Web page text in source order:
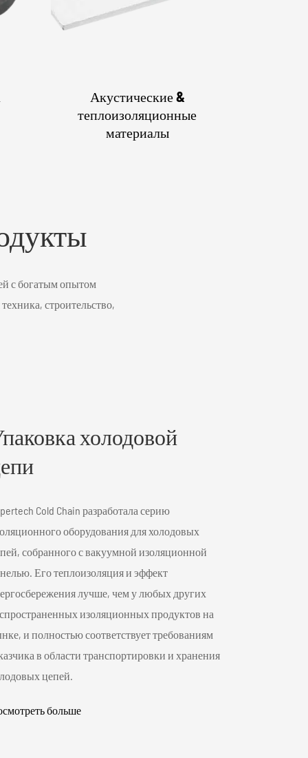
Акустические &
теплоизоляционные
материалы
с богатым опытом
строительство,
холодовой
Cold Chain разработала серию
оборудования для холодовых
собранного с вакуумной изоляционной
Его теплоизоляция и эффект
лучше, чем у любых других
изоляционных продуктов на
и полностью соответствует требованиям
в области транспортировки и хранения
цепей.
больше